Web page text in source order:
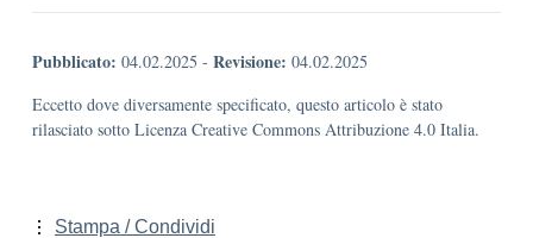
Pubblicato: 04.02.2025 - Revisione: 04.02.2025
Eccetto dove diversamente specificato, questo articolo è stato
rilasciato sotto Licenza Creative Commons Attribuzione 4.0 Italia.
Stampa / Condividi